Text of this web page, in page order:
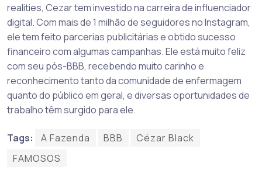
realities, Cezar tem investido na carreira de influenciador
digital. Com mais de 1 milhão de seguidores no Instagram,
ele tem feito parcerias publicitárias e obtido sucesso
financeiro com algumas campanhas. Ele está muito feliz
com seu pós-BBB, recebendo muito carinho e
reconhecimento tanto da comunidade de enfermagem
quanto do público em geral, e diversas oportunidades de
trabalho têm surgido para ele.
Tags: A Fazenda BBB
Cézar Black
FAMOSOS